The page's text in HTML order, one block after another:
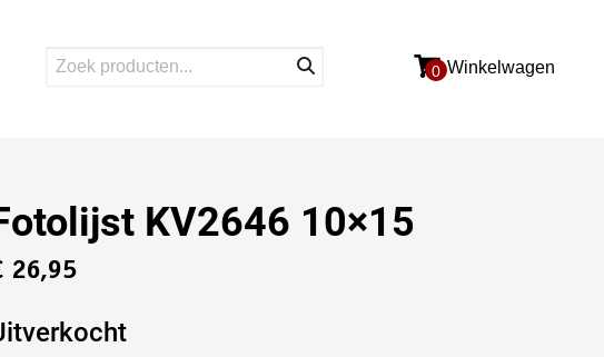
0 Winkelwagen
KV2646 10×15
26,95